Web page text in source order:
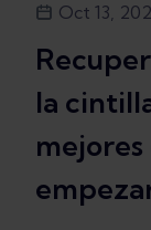
Oct 13,
la